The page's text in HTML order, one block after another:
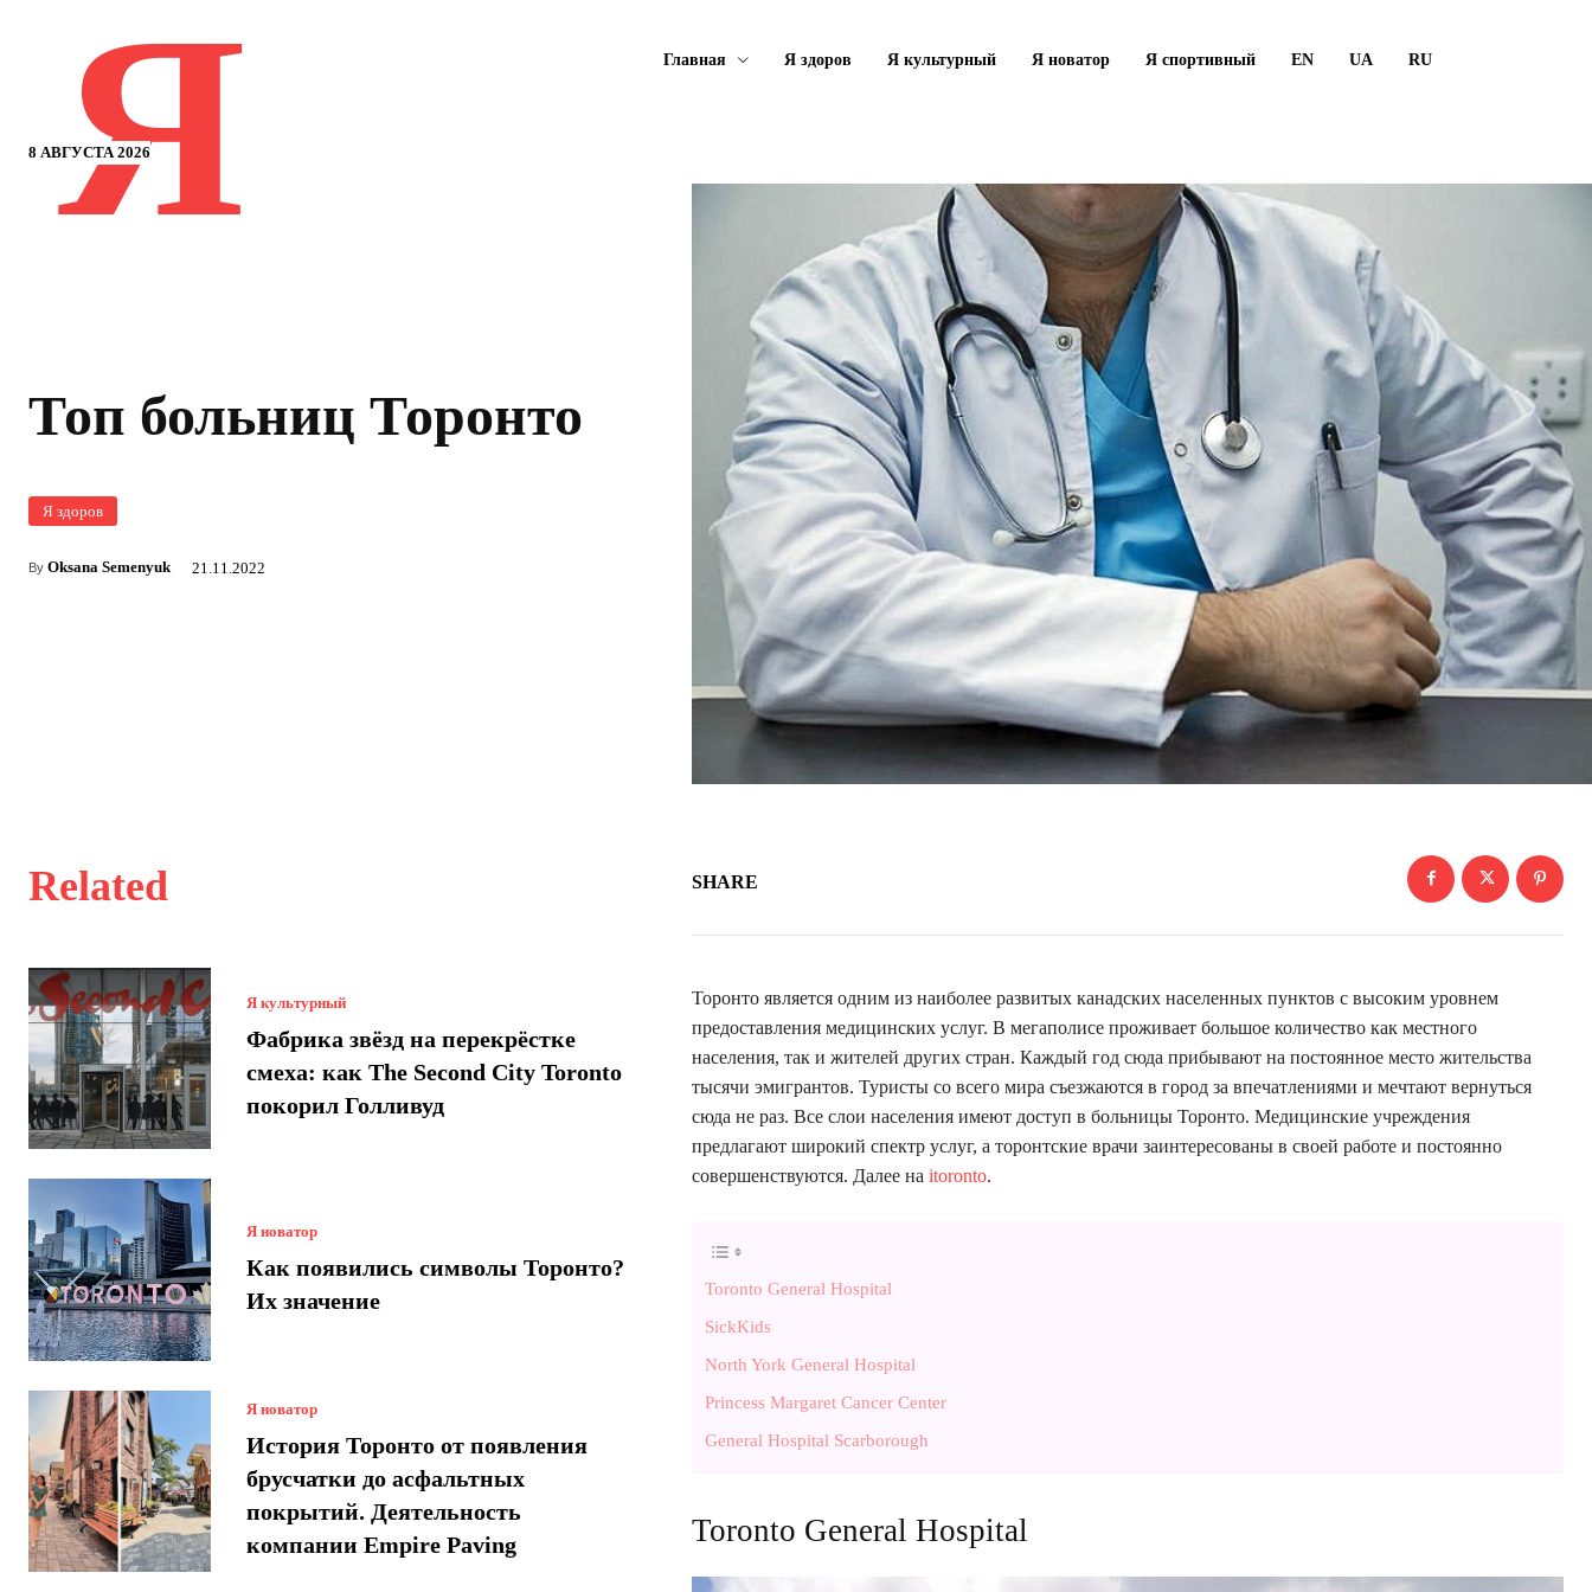
8 АВГУСТА 2026
Я Главная Я здоров Я культурный Я новатор Я спортивный EN UA RU
Топ больниц Торонто
Я здоров
By Oksana Semenyuk 21.11.2022
Related
Я культурный
Фабрика звёзд на перекрёстке
смеха: как The Second City Toronto
покорил Голливуд
Я новатор
Как появились символы Торонто?
Их значение
Я новатор
История Торонто от появления
брусчатки до асфальтных
покрытий. Деятельность
компании Empire Paving
SHARE
Торонто является одним из наиболее развитых канадских населенных пунктов с высоким уровнем
предоставления медицинских услуг. В мегаполисе проживает большое количество как местного
населения, так и жителей других стран. Каждый год сюда прибывают на постоянное место жительства
тысячи эмигрантов. Туристы со всего мира съезжаются в город за впечатлениями и мечтают вернуться
сюда не раз. Все слои населения имеют доступ в больницы Торонто. Медицинские учреждения
предлагают широкий спектр услуг, а торонтские врачи заинтересованы в своей работе и постоянно
совершенствуются. Далее на itoronto.
Toronto General Hospital
SickKids
North York General Hospital
Princess Margaret Cancer Center
General Hospital Scarborough
Toronto General Hospital